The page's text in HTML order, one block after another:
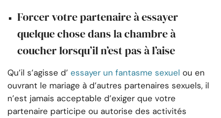
Forcer votre partenaire à essayer
quelque chose dans la chambre à
coucher lorsqu’il n’est pas à l’aise
Qu’il s’agisse d’ essayer un fantasme sexuel ou en
ouvrant le mariage à d’autres partenaires sexuels, il
n’est jamais acceptable d’exiger que votre
partenaire participe ou autorise des activités